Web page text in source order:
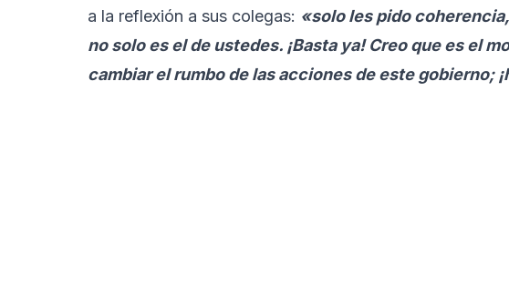
a la reflexión a sus colegas: «solo les pido
no solo es el de ustedes. ¡Basta ya! Creo que es el
cambiar el rumbo de las acciones de este gobierno;